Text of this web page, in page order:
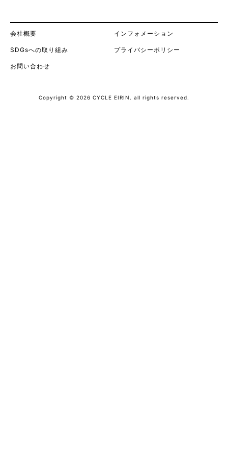
会社概要 インフォメーション
SDGsへの取り組み プライバシーポリシー
お問い合わせ
Copyright © 2026 CYCLE EIRIN. all rights reserved.